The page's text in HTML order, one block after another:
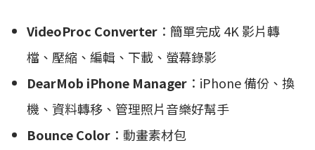
VideoProc Converter ：簡單完成 4K 影片轉
檔、壓縮、編輯、下載、螢幕錄影
DearMob iPhone Manager ：iPhone 備份、換
機、資料轉移、管理照片音樂好幫手
Bounce Color ：動畫素材包